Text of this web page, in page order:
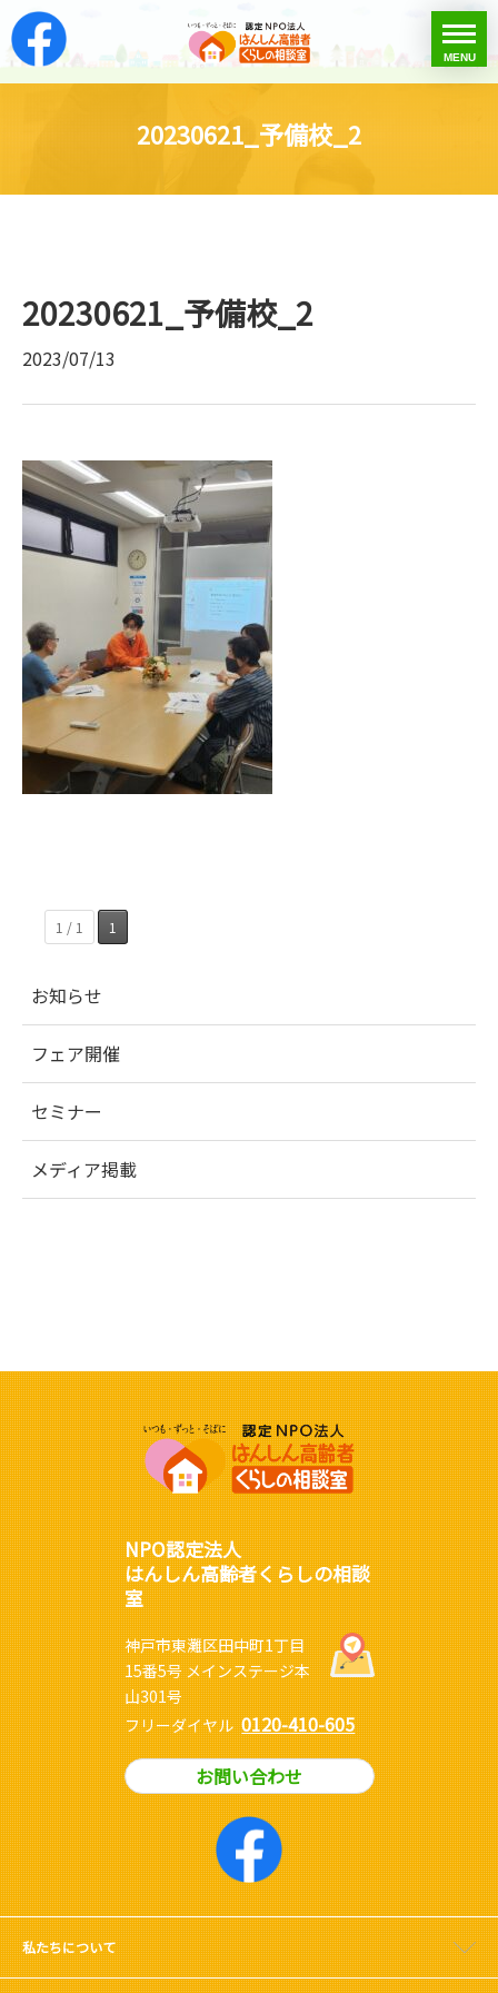
はんしん高齢者くら
toggle
menu
MENU
20230621_予備校_2
20230621_予備校_2
2023/07/13
1 / 1 1
お知らせ
フェア開催
セミナー
メディア掲載
NPO認定法人
はんしん高齢者くらしの相談
室
神戸市東灘区田中町1丁目
15番5号 メインステージ本
山301号
フリーダイヤル 0120-410-605
お問い合わせ
私たちについて